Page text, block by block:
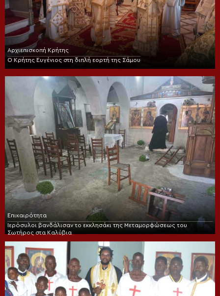
Αρχιεπισκοπή Κρήτης
Ο Κρήτης Ευγένιος στη διπλή εορτή της Σάμου
Επικαιρότητα
Ιερόσυλοι βανδάλισαν το εκκλησάκι της Μεταμορφώσεως του
Σωτήρος στα Καλύβια